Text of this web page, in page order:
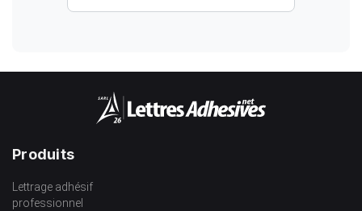
Produits
Lettrage adhésif
professionnel